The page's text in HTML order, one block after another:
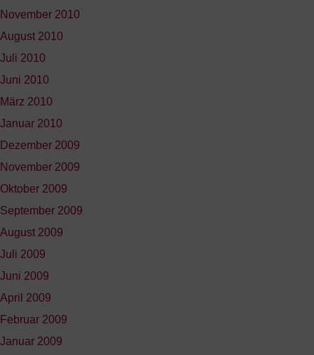
November 2010
August 2010
Juli 2010
Juni 2010
März 2010
Januar 2010
Dezember 2009
November 2009
Oktober 2009
September 2009
August 2009
Juli 2009
Juni 2009
April 2009
Februar 2009
Januar 2009